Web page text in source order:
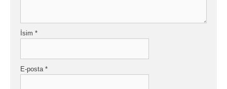
İsim *
E-posta *